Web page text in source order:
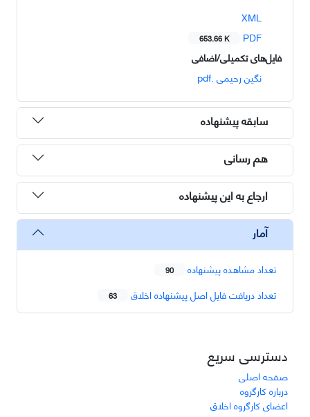
XML
PDF
653.66 K
فایل‌های تکمیلی/اضافی
نگین رحیمی .pdf
سابقه پیشنهاده
هم رسانی
ارجاع به این پیشنهاده
آمار
تعداد مشاهده پیشنهاده 90
تعداد دریافت فایل اصل پیشنهاده اخلاق 63
دسترسی سریع
صفحه اصلی
درباره کارگروه
اعضای کارگروه اخلاق